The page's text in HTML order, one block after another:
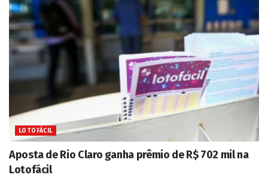
LOTOFÁCIL
Aposta de Rio Claro ganha prêmio de R$ 702 mil na
Lotofácil